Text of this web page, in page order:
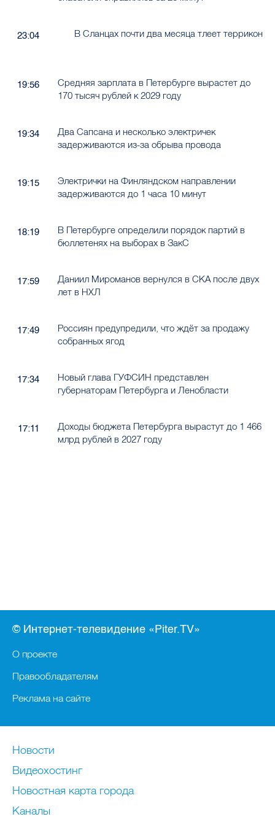
23:04 В Сланцах почти два месяца тлеет террикон
19:56
Средняя зарплата в Петербурге вырастет до
170 тысяч рублей к 2029 году
19:34
Два Сапсана и несколько электричек
задерживаются из-за обрыва провода
19:15
Электрички на Финляндском направлении
задерживаются до 1 часа 10 минут
18:19
В Петербурге определили порядок партий в
бюллетенях на выборах в ЗакС
17:59
Даниил Мироманов вернулся в СКА после двух
лет в НХЛ
17:49
Россиян предупредили, что ждёт за продажу
собранных ягод
17:34
Новый глава ГУФСИН представлен
губернаторам Петербурга и Ленобласти
17:11
Доходы бюджета Петербурга вырастут до 1 466
млрд рублей в 2027 году
© Интернет-телевидение «Piter.TV»
О проекте
Правообладателям
Реклама на сайте
Новости
Видеохостинг
Новостная карта города
Каналы